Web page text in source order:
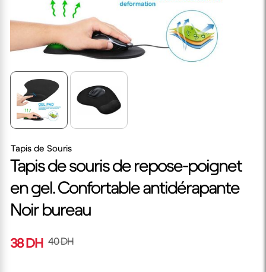
Tapis de Souris
Tapis de souris de repose-poignet
en gel. Confortable antidérapante
Noir bureau
38 DH 40 DH